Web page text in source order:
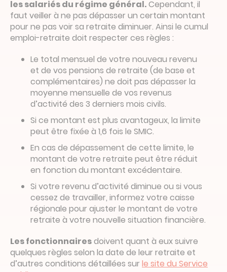
les salariés du régime général.Cependant, il
faut veiller à ne pas dépasser un certain montant
pour ne pas voir sa retraite diminuer. Ainsi le cumul
emploi-retraite doit respecter ces règles :
Le total mensuel de votre nouveau revenu
et de vos pensions de retraite (de base et
complémentaires) ne doit pas dépasser la
moyenne mensuelle de vos revenus
d’activité des 3 derniers mois civils.
Si ce montant est plus avantageux, la limite
peut être fixée à 1,6 fois le SMIC.
En cas de dépassement de cette limite, le
montant de votre retraite peut être réduit
en fonction du montant excédentaire.
Si votre revenu d’activité diminue ou si vous
cessez de travailler, informez votre caisse
régionale pour ajuster le montant de votre
retraite à votre nouvelle situation financière.
Les fonctionnairesdoivent quant à eux suivre
quelques règles selon la date de leur retraite et
d’autres conditions détaillées sur le site du Service